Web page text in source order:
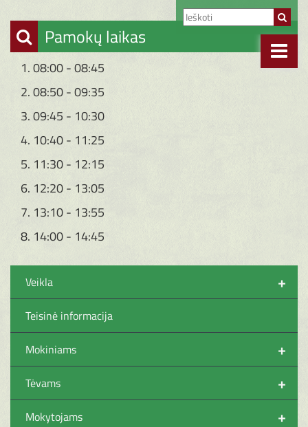
Pamokų laikas
1. 08:00 - 08:45
2. 08:50 - 09:35
3. 09:45 - 10:30
4. 10:40 - 11:25
5. 11:30 - 12:15
6. 12:20 - 13:05
7. 13:10 - 13:55
8. 14:00 - 14:45
+
Veikla
Teisinė informacija
+
Mokiniams
+
Tėvams
+
Mokytojams